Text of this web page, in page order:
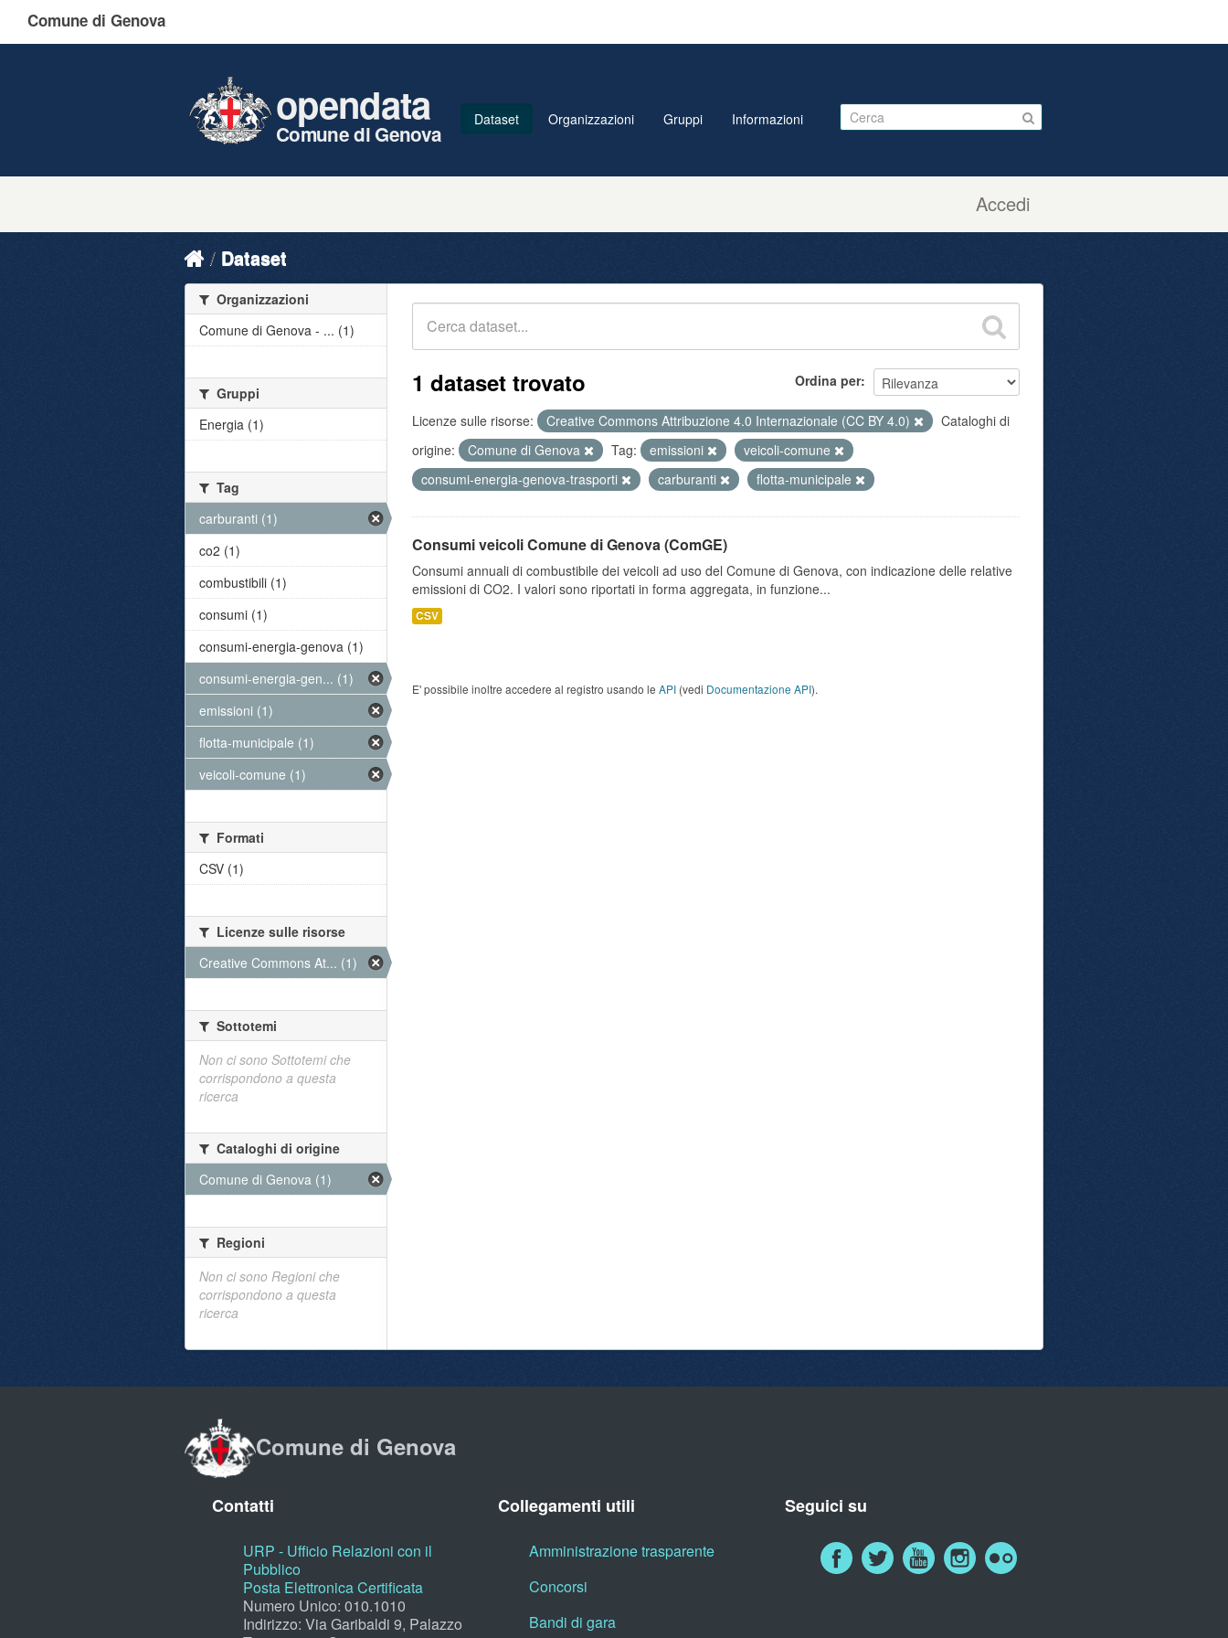
Comune di Genova
Accedi
opendata
Comune di Genova
Dataset Organizzazioni Gruppi Informazioni
Dataset
Ordina per
1 dataset trovato
Licenze sulle risorse: Creative Commons Attribuzione 4.0 Internazionale (CC BY 4.0)
Cataloghi di
origine:
Comune di Genova Tag: emissioni
veicoli-comune
consumi-energia-genova-trasporti
carburanti flotta-municipale
Consumi veicoli Comune di Genova (ComGE)
Consumi annuali di combustibile dei veicoli ad uso del Comune di Genova, con indicazione delle relative
emissioni di CO2. I valori sono riportati in forma aggregata, in funzione...
CSV
E' possibile inoltre accedere al registro usando le API (vedi Documentazione API).
Organizzazioni
Comune di Genova - ... (1)
Gruppi
Energia (1)
Tag
carburanti (1)
co2 (1)
combustibili (1)
consumi (1)
consumi-energia-genova (1)
consumi-energia-gen... (1)
emissioni (1)
flotta-municipale (1)
veicoli-comune (1)
Formati
CSV (1)
Licenze sulle risorse
Creative Commons At... (1)
Sottotemi
Non ci sono Sottotemi che
corrispondono a questa
ricerca
Cataloghi di origine
Comune di Genova (1)
Regioni
Non ci sono Regioni che
corrispondono a questa
ricerca
Comune di Genova
Contatti
URP - Ufficio Relazioni con il
Pubblico
Posta Elettronica Certificata
Numero Unico: 010.1010
Indirizzo: Via Garibaldi 9, Palazzo
Collegamenti utili
Amministrazione trasparente
Concorsi
Bandi di gara
Seguici su